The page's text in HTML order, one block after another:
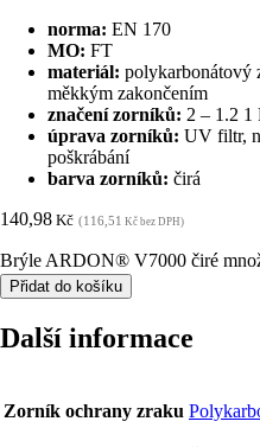
norma: EN 170
MO: FT
materiál: polykarbonátový
měkkým zakončením
značení zorníků: 2 – 1.2 1
úprava zorníků: UV filtr,
poškrábání
barva zorníků: čirá
140,98 Kč (116,51 Kč bez DPH)
Brýle ARDON® V7000 čiré
Přidat do košíku
Další informace
Zorník ochrany zraku